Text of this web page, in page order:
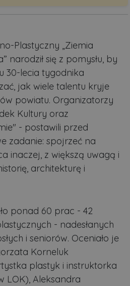
Plastyczny „Ziemia
narodził się z pomysłu, by
30-lecia tygodnika
jak wiele talentu kryje
powiatu. Organizatorzy
Kultury oraz
- postawili przed
zadanie: spojrzeć na
inaczej, z większą uwagą i
architekturę i
ponad 60 prac - 42
- nadesłanych
i seniorów. Oceniało je
Korneluk
plastyk i instruktorka
LOK), Aleksandra